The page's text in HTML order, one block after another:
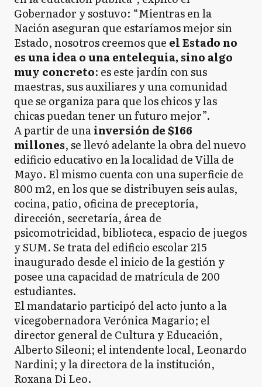
Gobernador y sostuvo: “Mientras en la
Nación aseguran que estaríamos mejor sin
Estado, nosotros creemos que el Estado no
es una idea o una entelequia, sino algo
muy concreto: es este jardín con sus
maestras, sus auxiliares y una comunidad
que se organiza para que los chicos y las
chicas puedan tener un futuro mejor”.
A partir de unainversión de $166
millones, se llevó adelante la obra del nuevo
edificio educativo en la localidad de Villa de
Mayo. El mismo cuenta con una superficie de
800 m2, en los que se distribuyen seis aulas,
cocina, patio, oficina de preceptoría,
dirección, secretaría, área de
psicomotricidad, biblioteca, espacio de juegos
y SUM. Se trata del edificio escolar 215
inaugurado desde el inicio de la gestión y
posee una capacidad de matrícula de 200
estudiantes.
El mandatario participó del acto junto a la
vicegobernadora Verónica Magario; el
director general de Cultura y Educación,
Alberto Sileoni; el intendente local, Leonardo
Nardini; y la directora de la institución,
Roxana Di Leo.